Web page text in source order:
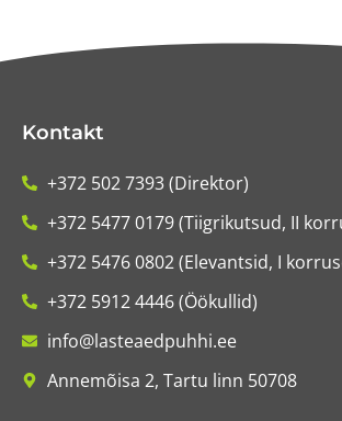
Kontakt
+372 502 7393 (Direktor)
+372 5477 0179 (Tiigrikutsud, II
+372 5476 0802 (Elevantsid, I
+372 5912 4446 (Öökullid)
info@lasteaedpuhhi.ee
Annemõisa 2, Tartu linn 50708